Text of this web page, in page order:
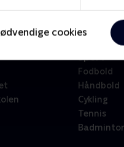
cookies
Sport
Fodbold
Håndbold
Cykling
Tennis